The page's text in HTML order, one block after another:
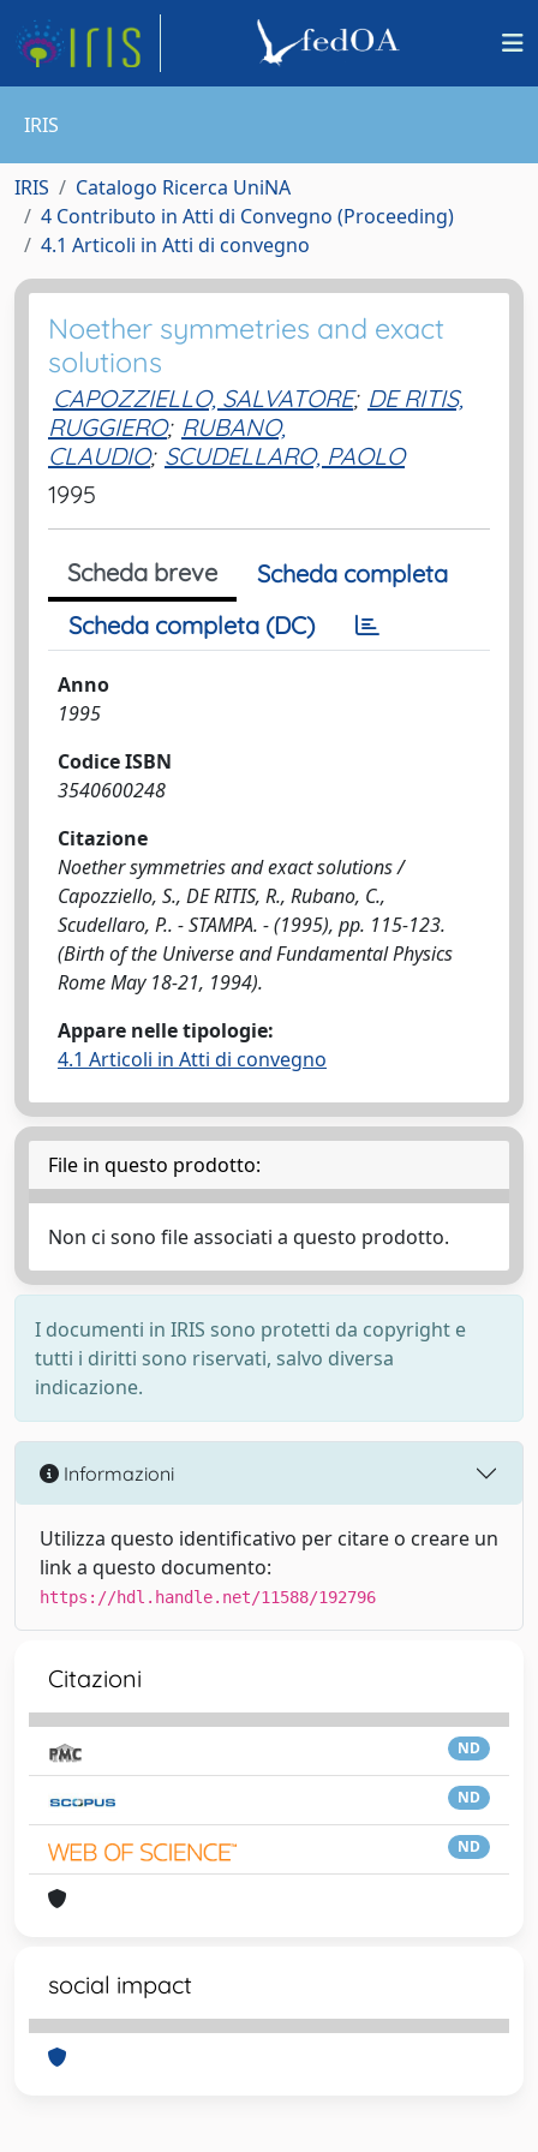
IRIS
IRIS
Catalogo Ricerca UniNA
4 Contributo in Atti di Convegno (Proceeding)
4.1 Articoli in Atti di convegno
Noether symmetries and exact
solutions
CAPOZZIELLO, SALVATORE; DE RITIS,
RUGGIERO; RUBANO,
CLAUDIO; SCUDELLARO, PAOLO
1995
Scheda breve
Scheda completa
Scheda completa (DC)
Anno
1995
Codice ISBN
3540600248
Citazione
Noether symmetries and exact solutions /
Capozziello, S., DE RITIS, R., Rubano, C.,
Scudellaro, P.. - STAMPA. - (1995), pp. 115-123.
(Birth of the Universe and Fundamental Physics
Rome May 18-21, 1994).
Appare nelle tipologie:
4.1 Articoli in Atti di convegno
File in questo prodotto:
Non ci sono file associati a questo prodotto.
I documenti in IRIS sono protetti da copyright e
tutti i diritti sono riservati, salvo diversa
indicazione.
Informazioni
Utilizza questo identificativo per citare o creare un
link a questo documento:
https://hdl.handle.net/11588/192796
Citazioni
ND
ND
ND
social impact